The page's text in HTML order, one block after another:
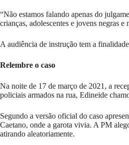
“Não estamos falando apenas do
crianças, adolescentes e jovens negras
A audiência de instrução tem a
Relembre o caso
Na noite de 17 de março de 2021, a
policiais armados na rua, Edineide
Segundo a versão oficial do caso
Caetano, onde a garota vivia. A PM
atirando aleatoriamente.